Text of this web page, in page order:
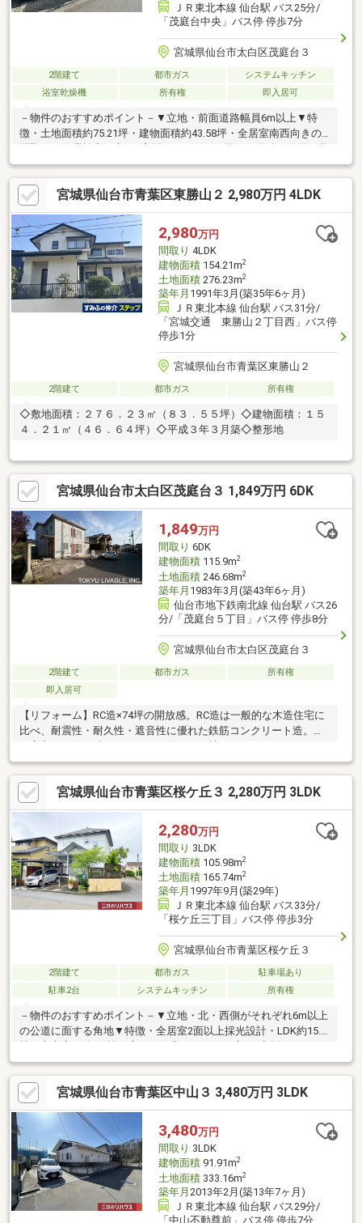
ＪＲ東北本線 仙台駅 バス25分/
「茂庭台中央」バス停 停歩7分
宮城県仙台市太白区茂庭台３
2階建て 都市ガス
システムキッチン
浴室乾燥機
所有権 即入居可
－物件のおすすめポイント－▼立地・前面道路幅員6m以上▼特
徴・土地面積約75.21坪・建物面積約43.58坪・全居室南西向きの
な続き間の和室有・室内随所に収納を確保・2024年12月給湯器交
換・洋室3室に面するバルコニー・屋根付駐車場有(車種制限有)▼
設備・浴室乾燥機・CATV▼周辺環境・スーパー「ヤマザワ茂庭
台」徒歩8分(約600m)・仙台市立茂庭小学校 徒歩4分(約290m)■ ご
希望の住まい探しをお手伝いします ━━━━━・・・物件の詳
細・ご相談はお気軽にお問い合わせください。
宮城県仙台市青葉区東勝山２ 2,980万円 4LDK
2,980万円
間取り 4LDK
建物面積154.21m2
土地面積276.23m2
築年月 1991年3月(築35年6ヶ月)
ＪＲ東北本線 仙台駅 バス31分/
「宮城交通 東勝山２丁目西」バス停
停歩1分
宮城県仙台市青葉区東勝山２
2階建て 都市ガス 所有権
◇敷地面積：２７６．２３㎡（８３．５５坪）◇建物面積：１５
４．２１㎡（４６．６４坪）◇平成３年３月築◇整形地
宮城県仙台市太白区茂庭台３ 1,849万円 6DK
1,849万円
間取り 6DK
建物面積115.9m2
土地面積246.68m2
築年月 1983年3月(築43年6ヶ月)
仙台市地下鉄南北線 仙台駅 バス26
分/「茂庭台５丁目」バス停 停歩8分
宮城県仙台市太白区茂庭台３
2階建て 都市ガス
所有権
即入居可
【リフォーム】RC造×74坪の開放感。RC造は一般的な木造住宅に
比べ、耐震性・耐久性・遮音性に優れた鉄筋コンクリート造。長
で快適に再生！2026年6月末にリフォームが完了予定。キッチ
ン・バス・トイレ等の水回りを一新！玄関ドア、クロス張替え、
フローリング交換、ブレーカ交換、インターフォン交換、給湯器
交換！リフォーム完成前でも、現地見学のご相談を承っておりま
す。ぜひお気軽にお問い合わせください
宮城県仙台市青葉区桜ケ丘３ 2,280万円 3LDK
2,280万円
間取り 3LDK
建物面積105.98m2
土地面積165.74m2
築年月 1997年9月(築29年)
ＪＲ東北本線 仙台駅 バス33分/
「桜ケ丘三丁目」バス停 停歩3分
宮城県仙台市青葉区桜ケ丘３
2階建て 都市ガス
駐車場あり
駐車2台
システムキッチン 所有権
－物件のおすすめポイント－▼立地・北・西側がそれぞれ6m以上
の公道に面する角地▼特徴・全居室2面以上採光設計・LDK約15.2
ン・各洋室や和室等の収納ほか、小屋裏収納を設置・南側にバル
コニーを配置・駐車2台可(車種による)、うち1台はカーポート付
▼設備・各階にトイレがあり、ゆとりをもって使用可▼周辺環
境・みやぎ生協桜ヶ丘店 徒歩8分(約580m)・仙台市立桜丘小学校
徒歩8分(約610m)■ ご希望の住まい探しをお手伝いします
━━━━━・・・物件の詳細・ご相談はお気軽にお問い合わせく
ださい。
宮城県仙台市青葉区中山３ 3,480万円 3LDK
3,480万円
間取り 3LDK
建物面積91.91m2
土地面積333.16m2
築年月 2013年2月(築13年7ヶ月)
ＪＲ東北本線 仙台駅 バス29分/
「中山不動尊前」バス停 停歩7分